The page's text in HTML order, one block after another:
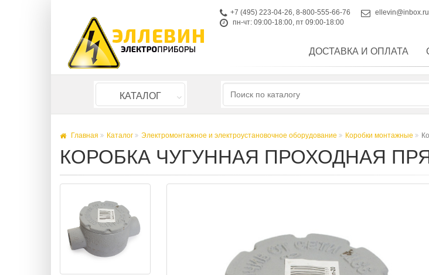
+7 (495) 223-04-26, 8-800-555-66-76
ellevin@inbox.ru
пн-чт: 09:00-18:00, пт 09:00-18:00
ДОСТАВКА И ОПЛАТА
КАТАЛОГ
Главная Каталог Электромонтажное и электроустановочное оборудование Коробки монтажные
КОРОБКА ЧУГУННАЯ ПРОХОДНАЯ